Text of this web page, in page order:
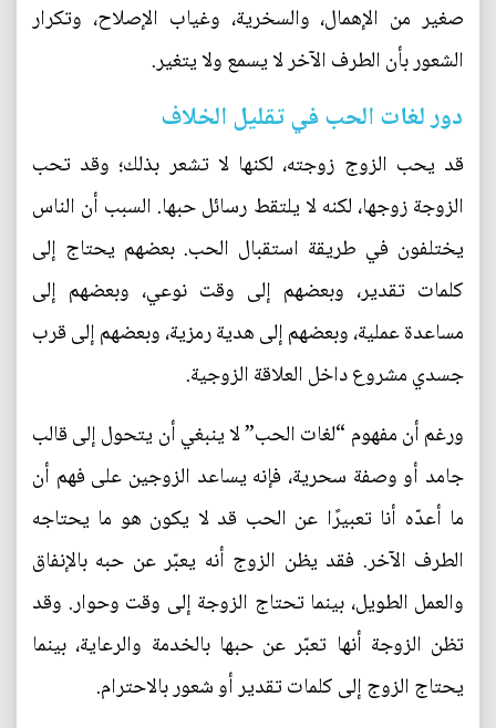
صغير من الإهمال، والسخرية، وغياب الإصلاح، وتكرار
الشعور بأن الطرف الآخر لا يسمع ولا يتغير.
دور لغات الحب في تقليل الخلاف
قد يحب الزوج زوجته، لكنها لا تشعر بذلك؛ وقد تحب
الزوجة زوجها، لكنه لا يلتقط رسائل حبها. السبب أن الناس
يختلفون في طريقة استقبال الحب. بعضهم يحتاج إلى
كلمات تقدير، وبعضهم إلى وقت نوعي، وبعضهم إلى
مساعدة عملية، وبعضهم إلى هدية رمزية، وبعضهم إلى قرب
جسدي مشروع داخل العلاقة الزوجية.
ورغم أن مفهوم “لغات الحب” لا ينبغي أن يتحول إلى قالب
جامد أو وصفة سحرية، فإنه يساعد الزوجين على فهم أن
ما أعدّه أنا تعبيرًا عن الحب قد لا يكون هو ما يحتاجه
الطرف الآخر. فقد يظن الزوج أنه يعبّر عن حبه بالإنفاق
والعمل الطويل، بينما تحتاج الزوجة إلى وقت وحوار. وقد
تظن الزوجة أنها تعبّر عن حبها بالخدمة والرعاية، بينما
يحتاج الزوج إلى كلمات تقدير أو شعور بالاحترام.